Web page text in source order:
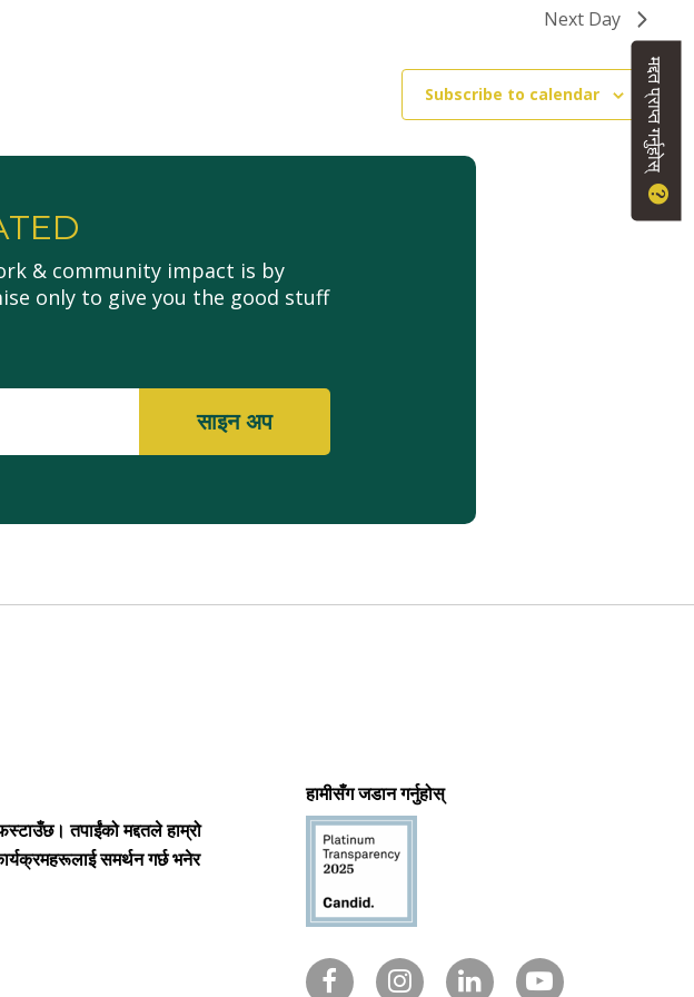
Next Day
Subscribe to calendar
& community impact is by
only to give you the good stuff
मद्दत प्राप्त गर्नुहोस्
तपाईंको मद्दतले हाम्रो
समर्थन गर्छ भनेर
हामीसँग जडान गर्नुहोस्